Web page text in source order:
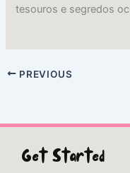
tesouros e segredos
PREVIOUS
Get Started